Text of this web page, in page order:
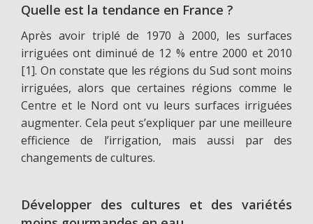
Quelle est la tendance en France ?
Après avoir triplé de 1970 à 2000, les surfaces
irriguées ont diminué de 12 % entre 2000 et 2010
[1]. On constate que les régions du Sud sont moins
irriguées, alors que certaines régions comme le
Centre et le Nord ont vu leurs surfaces irriguées
augmenter. Cela peut s’expliquer par une meilleure
efficience de l’irrigation, mais aussi par des
changements de cultures.
Développer des cultures et des variétés